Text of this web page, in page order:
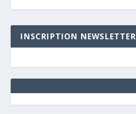
INSCRIPTION NEWSLETTER